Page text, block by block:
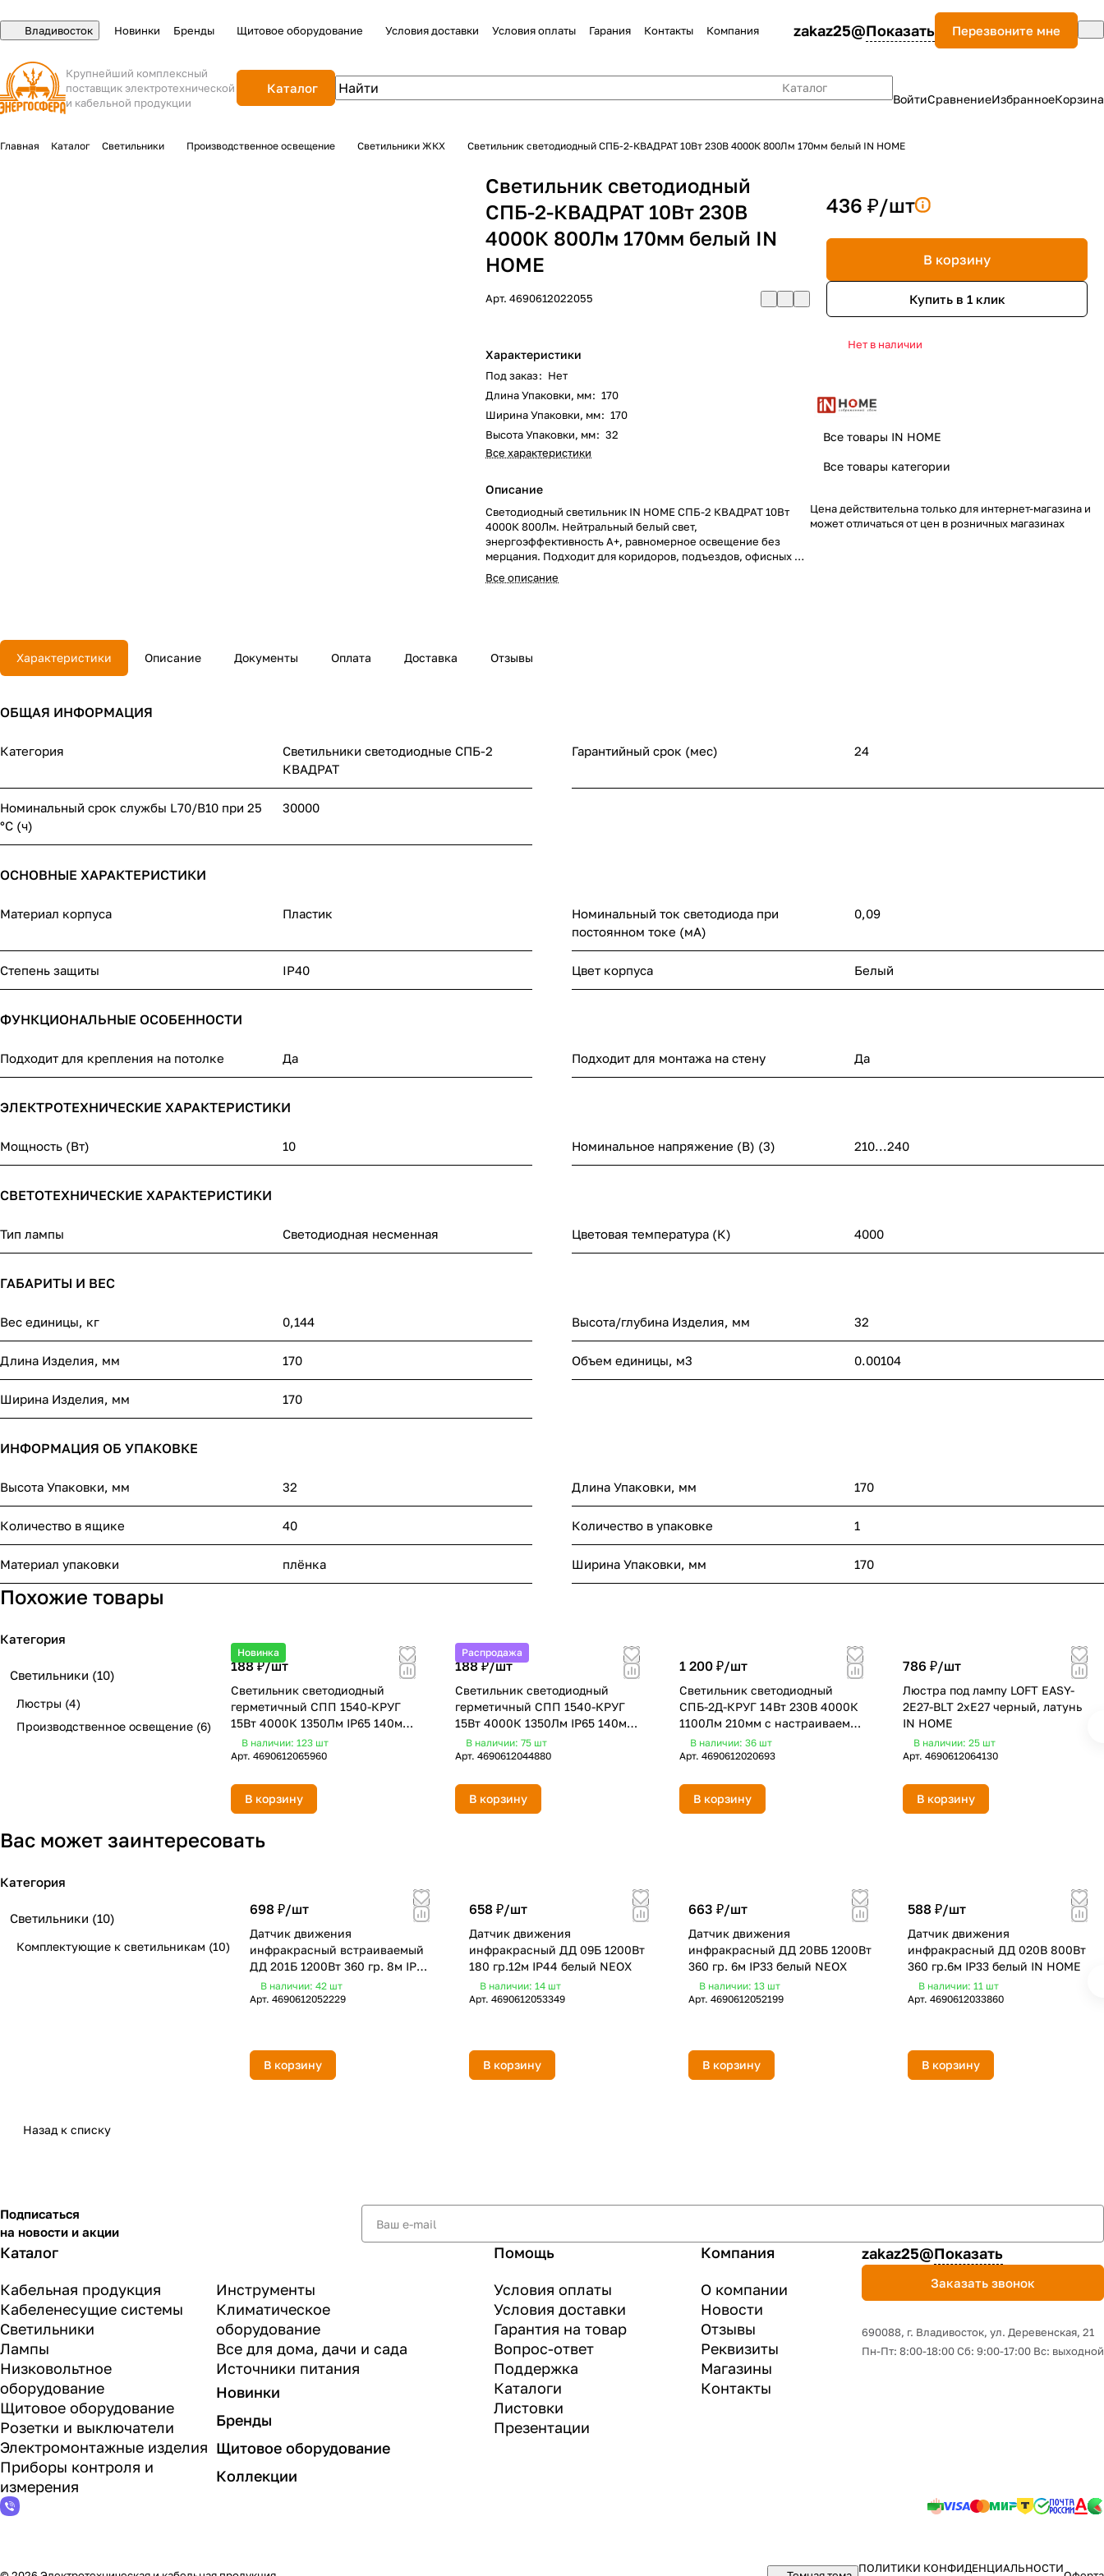
Владивосток Новинки Бренды Щитовое оборудование Условия доставки Условия оплаты Гарания Контакты Компания zakaz25@Показать Перезвоните мне
Крупнейший комплексный
поставщик электротехнической
и кабельной продукции
Каталог
Каталог
ВойтиСравнениеИзбранноеКорзина
Главная Каталог Светильники Производственное освещение Светильники ЖКХ Светильник светодиодный СПБ-2-КВАДРАТ 10Вт 230В 4000К 800Лм 170мм белый IN HOME
Светильник светодиодный
СПБ-2-КВАДРАТ 10Вт 230В
4000К 800Лм 170мм белый IN
HOME
Арт.4690612022055
Характеристики
Под заказ: Нет
Длина Упаковки, мм: 170
Ширина Упаковки, мм: 170
Высота Упаковки, мм: 32
Все характеристики
Описание
Светодиодный светильник IN HOME СПБ-2 КВАДРАТ 10Вт
4000К 800Лм. Нейтральный белый свет,
энергоэффективность A+, равномерное освещение без
мерцания. Подходит для коридоров, подъездов, офисных и
жилых помещений.
Все описание
436 ₽/шт
В корзину
Купить в 1 клик
Нет в наличии
Все товары IN HOME
Все товары категории
Цена действительна только для интернет-магазина и
может отличаться от цен в розничных магазинах
Характеристики Описание Документы Оплата Доставка Отзывы
ОБЩАЯ ИНФОРМАЦИЯ
Категория
Светильники светодиодные СПБ-2
КВАДРАТ
Гарантийный срок (мес) 24
Номинальный срок службы L70/B10 при 25
°C (ч)
30000
ОСНОВНЫЕ ХАРАКТЕРИСТИКИ
Материал корпуса Пластик
Номинальный ток светодиода при
постоянном токе (мА)
0,09
Степень защиты IP40 Цвет корпуса Белый
ФУНКЦИОНАЛЬНЫЕ ОСОБЕННОСТИ
Подходит для крепления на потолке Да Подходит для монтажа на стену Да
ЭЛЕКТРОТЕХНИЧЕСКИЕ ХАРАКТЕРИСТИКИ
Мощность (Вт) 10 Номинальное напряжение (В) (3) 210...240
СВЕТОТЕХНИЧЕСКИЕ ХАРАКТЕРИСТИКИ
Тип лампы Светодиодная несменная Цветовая температура (К) 4000
ГАБАРИТЫ И ВЕС
Вес единицы, кг 0,144 Высота/глубина Изделия, мм 32
Длина Изделия, мм 170 Объем единицы, м3 0.00104
Ширина Изделия, мм 170
ИНФОРМАЦИЯ ОБ УПАКОВКЕ
Высота Упаковки, мм 32 Длина Упаковки, мм 170
Количество в ящике 40 Количество в упаковке 1
Материал упаковки плёнка Ширина Упаковки, мм 170
Похожие товары
Новинка
188 ₽/шт
Светильник светодиодный
герметичный СПП 1540-КРУГ
15Вт 4000К 1350Лм IP65 140мм
NEOX
В наличии: 123 шт
Арт. 4690612065960
В корзину
Распродажа
188 ₽/шт
Светильник светодиодный
герметичный СПП 1540-КРУГ
15Вт 4000К 1350Лм IP65 140мм
IN HOME
В наличии: 75 шт
Арт. 4690612044880
В корзину
1 200 ₽/шт
Светильник светодиодный
СПБ-2Д-КРУГ 14Вт 230В 4000К
1100Лм 210мм с настраиваемым
датчиком белый IN HOME
В наличии: 36 шт
Арт. 4690612020693
В корзину
786 ₽/шт
Люстра под лампу LOFT EASY-
2E27-BLT 2хЕ27 черный, латунь
IN HOME
В наличии: 25 шт
Арт.4690612064130
В корзину
Категория
Светильники (10)
Люстры (4)
Производственное освещение (6)
Вас может заинтересовать
698 ₽/шт
Датчик движения
инфракрасный встраиваемый
ДД 201Б 1200Вт 360 гр. 8м IP20
белый NEOX
В наличии: 42 шт
Арт. 4690612052229
В корзину
658 ₽/шт
Датчик движения
инфракрасный ДД 09Б 1200Вт
180 гр.12м IP44 белый NEOX
В наличии: 14 шт
Арт. 4690612053349
В корзину
663 ₽/шт
Датчик движения
инфракрасный ДД 20BБ 1200Вт
360 гр. 6м IP33 белый NEOX
В наличии: 13 шт
Арт. 4690612052199
В корзину
588 ₽/шт
Датчик движения
инфракрасный ДД 020B 800Вт
360 гр.6м IP33 белый IN HOME
В наличии: 11 шт
Арт. 4690612033860
В корзину
Категория
Светильники (10)
Комплектующие к светильникам (10)
Назад к списку
Подписаться
на новости и акции
Каталог
Кабельная продукция
Кабеленесущие системы
Светильники
Лампы
Низковольтное
оборудование
Щитовое оборудование
Розетки и выключатели
Электромонтажные изделия
Приборы контроля и
измерения
Инструменты
Климатическое
оборудование
Все для дома, дачи и сада
Источники питания
Новинки
Бренды
Щитовое оборудование
Коллекции
Помощь
Условия оплаты
Условия доставки
Гарантия на товар
Вопрос-ответ
Поддержка
Каталоги
Листовки
Презентации
Компания
О компании
Новости
Отзывы
Реквизиты
Магазины
Контакты
zakaz25@Показать
Заказать звонок
690088, г. Владивосток, yл. Деревенская, 21
Пн-Пт: 8:00-18:00 Сб: 9:00-17:00 Вс: выходной
ПОЛИТИКИ КОНФИДЕНЦИАЛЬНОСТИ